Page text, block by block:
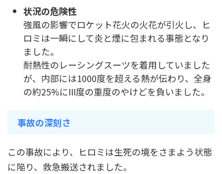
状況の危険性
強風の影響でロケット花火の火花が引火し、ヒ
ロミは一瞬にして炎と煙に包まれる事態となり
ました。
耐熱性のレーシングスーツを着用していました
が、内部には1000度を超える熱が伝わり、全身
の約25%にIII度の重度のやけどを負いました。
事故の深刻さ
この事故により、ヒロミは生死の境をさまよう状態
に陥り、救急搬送されました。